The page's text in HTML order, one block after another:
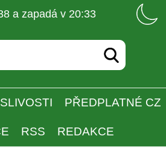
a zapadá v 20:33
PŘEDPLATNÉ CZ
RSS REDAKCE